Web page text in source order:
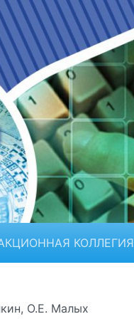
КОЛЛЕГИЯ
О.Е. Малых